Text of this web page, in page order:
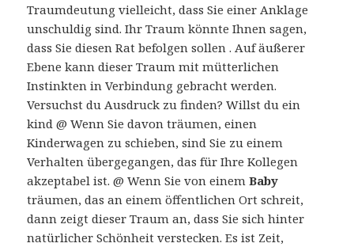
Traumdeutung vielleicht, dass Sie einer Anklage
unschuldig sind. Ihr Traum könnte Ihnen sagen,
dass Sie diesen Rat befolgen sollen . Auf äußerer
Ebene kann dieser Traum mit mütterlichen
Instinkten in Verbindung gebracht werden.
Versuchst du Ausdruck zu finden? Willst du ein
kind @ Wenn Sie davon träumen, einen
Kinderwagen zu schieben, sind Sie zu einem
Verhalten übergegangen, das für Ihre Kollegen
akzeptabel ist. @ Wenn Sie von einemBaby
träumen, das an einem öffentlichen Ort schreit,
dann zeigt dieser Traum an, dass Sie sich hinter
natürlicher Schönheit verstecken. Es ist Zeit,